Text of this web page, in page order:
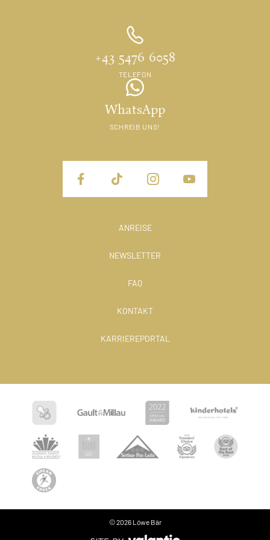
+43 5476 6058
TELEFON
WhatsApp
SCHREIB UNS!
ANREISE
NEWSLETTER
FAQ
KONTAKT
KARRIEREPORTAL
© 2026 Löwe Bär